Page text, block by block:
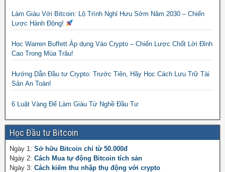
Làm Giàu Với Bitcoin: Lộ Trình Nghỉ Hưu Sớm Năm 2030 – Chiến
Lược Hành Động!
Học Warren Buffett Áp dụng Vào Crypto – Chiến Lược Chốt Lời Đỉnh
Cao Trong Mùa Trâu!
Hướng Dẫn Đầu tư Crypto: Trước Tiên, Hãy Học Cách Lưu Trữ Tài
Sản An Toàn!
6 Luật Vàng Để Làm Giàu Từ Nghề Đầu Tư
Học Đầu tư Bitcoin
Ngày 1: Sở hữu Bitcoin chỉ từ 50.000đ
Ngày 2: Cách Mua tự động Bitcoin tích sản
Ngày 3: Cách kiếm thu nhập thụ động với crypto